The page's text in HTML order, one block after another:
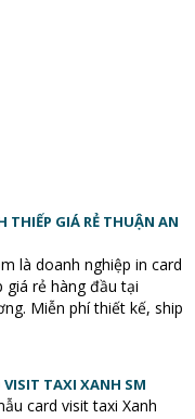
THIẾP GIÁ RẺ THUẬN AN
là doanh nghiệp in card
giá rẻ hàng đầu tại
Miễn phí thiết kế, ship
VISIT TAXI XANH SM
card visit taxi Xanh